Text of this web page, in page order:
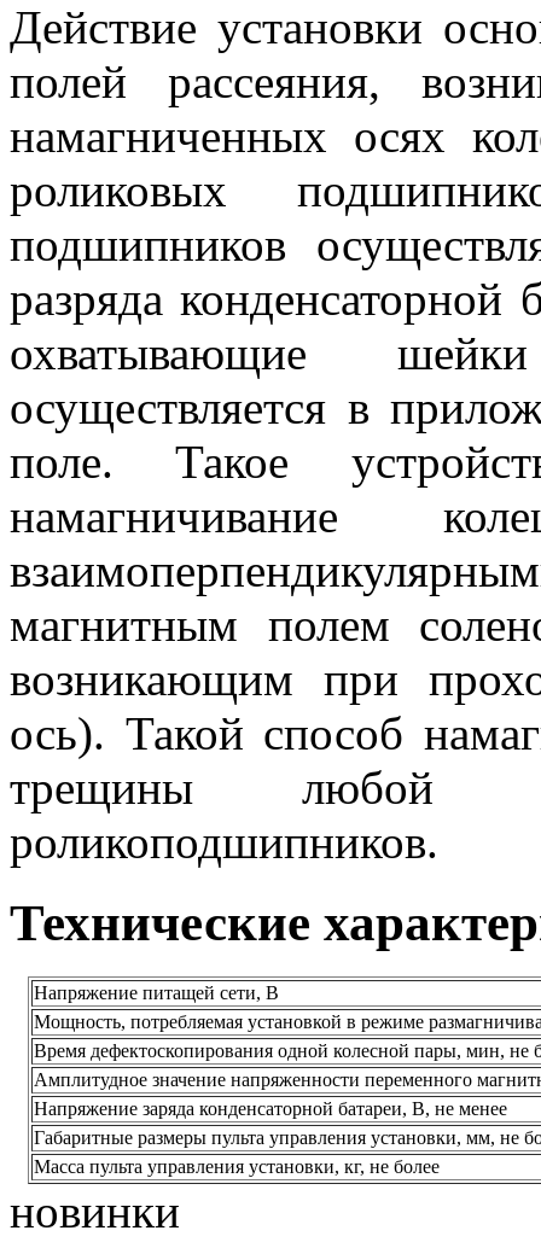
Действие установки
полей рассеяния,
намагниченных осях
роликовых
подшипников
разряда конденсаторной
охватывающие
осуществляется в
поле. Такое
намагничивание
магнитным полем
возникающим при
ось). Такой способ
трещины любой
роликоподшипников.
Технические
Напряжение питащей сети, В
Мощность, потребляемая установкой в режиме
Время дефектоскопирования одной колесной пары, мин, не
Амплитудное значение напряженности переменного
Напряжение заряда конденсаторной батареи, В, не менее
Габаритные размеры пульта управления установки, мм, не
Масса пульта управления установки, кг, не более
новинки